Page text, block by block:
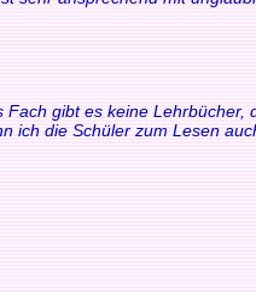
gibt es keine
ich die Schüler zum Lesen